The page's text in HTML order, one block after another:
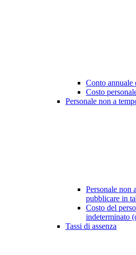
Conto annuale
Costo
Personale non a
Personale non
pubblicare in
Costo del
indeterminato
Tassi di assenza